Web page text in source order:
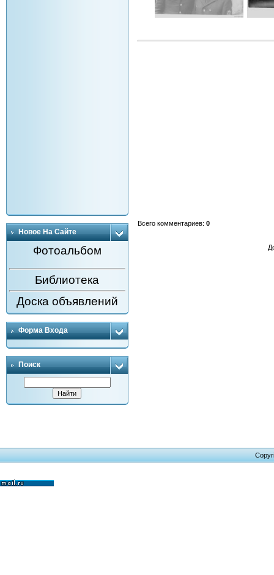
Новое На Сайте
Фотоальбом
Библиотека
Доска объявлений
Форма Входа
Поиск
Всего комментариев: 0